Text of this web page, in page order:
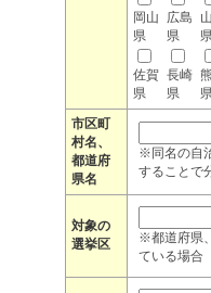
岡山
県
広島
県
佐賀
県
長崎
県
市区町
村名、
都道府
県名
※同名の自
することで
対象の
選挙区
※都道府県
ている場合